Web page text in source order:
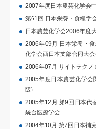
2007年度日本農芸化学会
第61回 日本栄養・食糧学
日本農芸化学会2006年度
2006年09月 日本栄養・
化学会西日本支部合同大
2006年07月 サイトテクノ
2005年度日本農芸化学会
阪)
2005年12月 第9回日本代
統合医療学会
2004年10月 第7回日本補